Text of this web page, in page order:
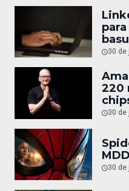
30 de
220
30 de
30 de